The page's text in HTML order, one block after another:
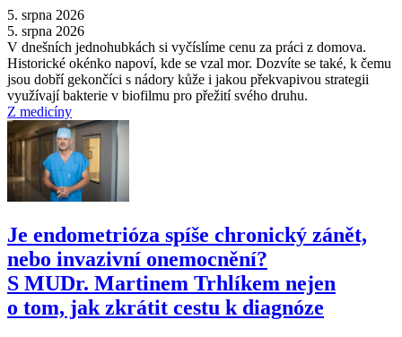
5. srpna 2026
5. srpna 2026
V dnešních jednohubkách si vyčíslíme cenu za práci z domova.
Historické okénko napoví, kde se vzal mor. Dozvíte se také, k čemu
jsou dobří gekončíci s nádory kůže i jakou překvapivou strategii
využívají bakterie v biofilmu pro přežití svého druhu.
Z medicíny
Je endometrióza spíše chronický zánět,
nebo invazivní onemocnění?
S MUDr. Martinem Trhlíkem nejen
o tom, jak zkrátit cestu k diagnóze